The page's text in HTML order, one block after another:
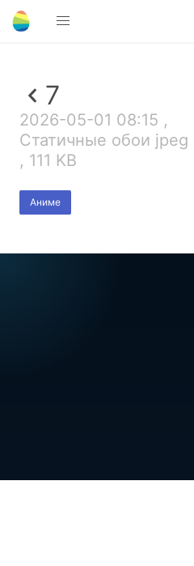
7
2026-05-01 08:15 ,
Статичные обои jpeg
, 111 KB
Аниме